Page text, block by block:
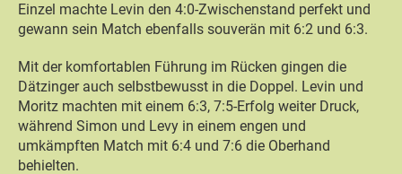
Einzel machte Levin den 4:0-Zwischenstand perfekt und
gewann sein Match ebenfalls souverän mit 6:2 und 6:3.
Mit der komfortablen Führung im Rücken gingen die
Dätzinger auch selbstbewusst in die Doppel. Levin und
Moritz machten mit einem 6:3, 7:5-Erfolg weiter Druck,
während Simon und Levy in einem engen und
umkämpften Match mit 6:4 und 7:6 die Oberhand
behielten.